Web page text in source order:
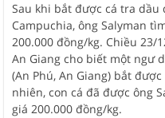
Sau khi bắt được cá tra dầu
Campuchia, ông Salyman
200.000 đồng/kg. Chiều 23/
An Giang cho biết một ngư
(An Phú, An Giang) bắt
nhiên, con cá đã được ông
giá 200.000 đồng/kg.